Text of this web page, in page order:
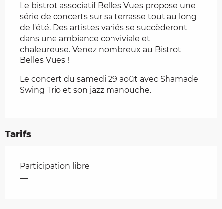
Le bistrot associatif Belles Vues propose une
série de concerts sur sa terrasse tout au long
de l'été. Des artistes variés se succèderont
dans une ambiance conviviale et
chaleureuse. Venez nombreux au Bistrot
Belles Vues !
Le concert du samedi 29 août avec Shamade
Swing Trio et son jazz manouche.
Tarifs
Tarifs 2026
Participation libre
—